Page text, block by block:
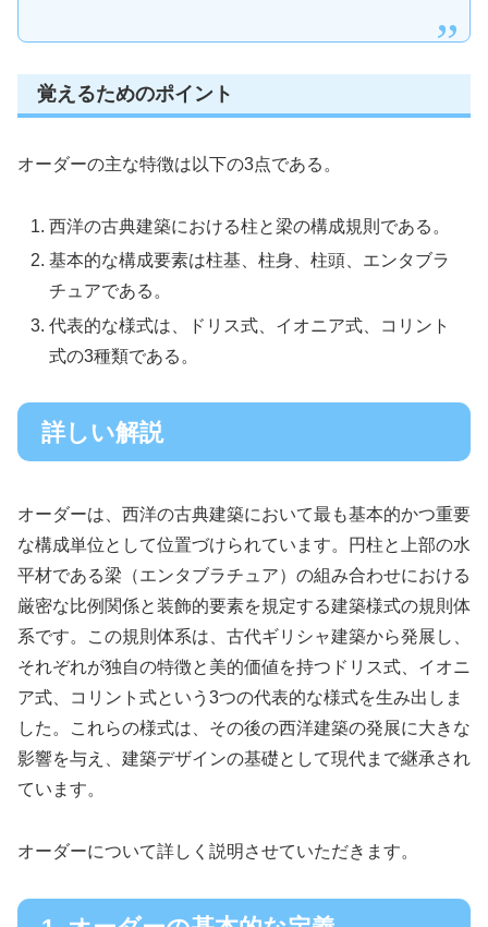
覚えるためのポイント
オーダーの主な特徴は以下の3点である。
西洋の古典建築における柱と梁の構成規則である。
基本的な構成要素は柱基、柱身、柱頭、エンタブラ
チュアである。
代表的な様式は、ドリス式、イオニア式、コリント
式の3種類である。
詳しい解説
オーダーは、西洋の古典建築において最も基本的かつ重要
な構成単位として位置づけられています。円柱と上部の水
平材である梁（エンタブラチュア）の組み合わせにおける
厳密な比例関係と装飾的要素を規定する建築様式の規則体
系です。この規則体系は、古代ギリシャ建築から発展し、
それぞれが独自の特徴と美的価値を持つドリス式、イオニ
ア式、コリント式という3つの代表的な様式を生み出しま
した。これらの様式は、その後の西洋建築の発展に大きな
影響を与え、建築デザインの基礎として現代まで継承され
ています。
オーダーについて詳しく説明させていただきます。